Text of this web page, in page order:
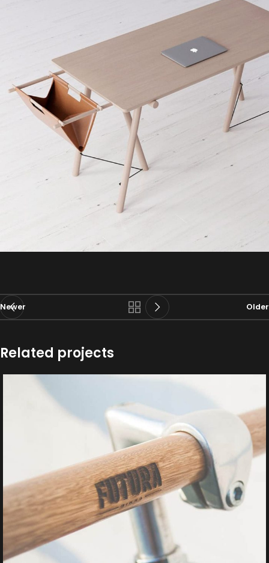
Newer Older
Related projects